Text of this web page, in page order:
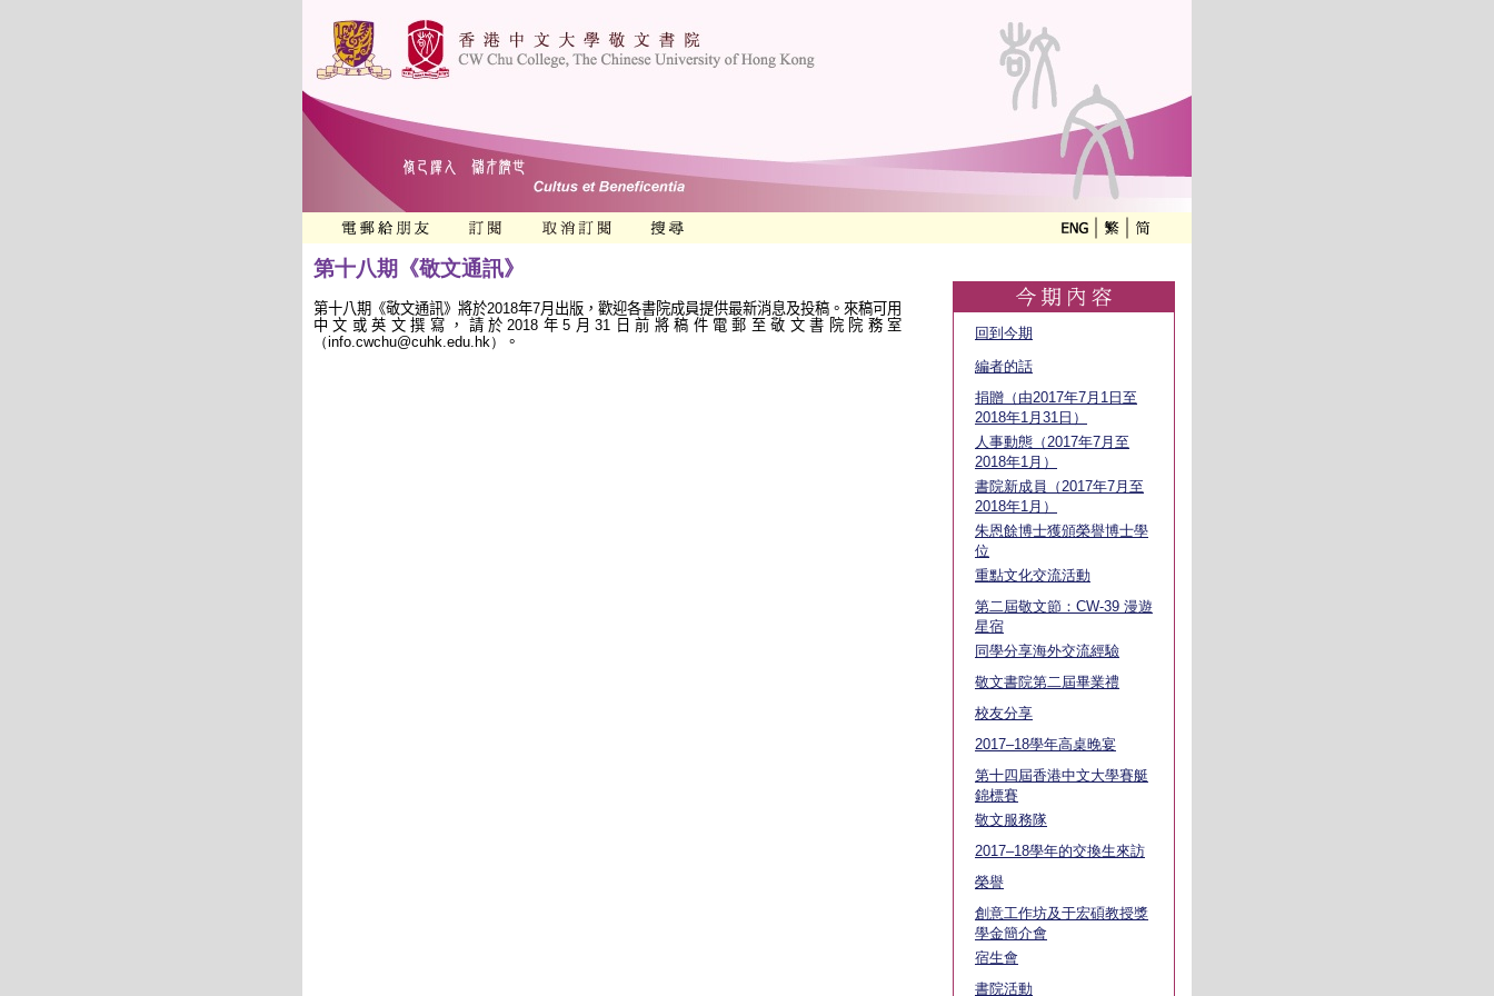
第十八期《敬文通訊》
第十八期《敬文通訊》將於2018年7月出版，歡迎各書院成員提供最新消息及投稿。來稿可用
中文或英文撰寫，請於2018 年5 月31 日前將稿件電郵至敬文書院院務室
（info.cwchu@cuhk.edu.hk）
。
回到今期
編者的話
捐贈（由2017年7月1日至
2018年1月31日）
人事動態（2017年7月至
2018年1月）
書院新成員（2017年7月至
2018年1月）
朱恩餘博士獲頒榮譽博士學
位
重點文化交流活動
第二屆敬文節：CW-39 漫遊
星宿
同學分享海外交流經驗
敬文書院第二屆畢業禮
校友分享
2017–18學年高桌晚宴
第十四屆香港中文大學賽艇
錦標賽
敬文服務隊
2017–18學年的交換生來訪
榮譽
創意工作坊及于宏碩教授獎
學金簡介會
宿生會
書院活動